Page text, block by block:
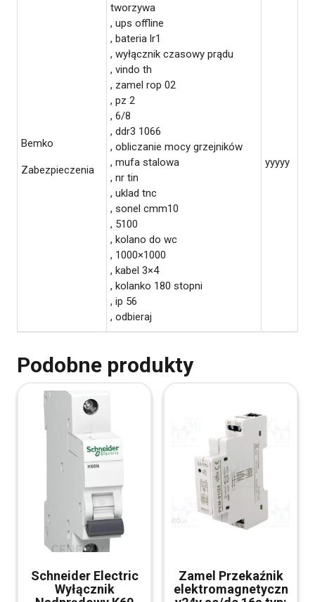
Bemko
Zabezpieczenia
tworzywa
, ups offline
, bateria lr1
, wyłącznik czasowy prądu
, vindo th
, zamel rop 02
, pz 2
, 6/8
, ddr3 1066
, obliczanie mocy grzejników
, mufa stalowa
, nr tin
, uklad tnc
, sonel cmm10
, 5100
, kolano do wc
, 1000×1000
, kabel 3×4
, kolanko 180 stopni
, ip 56
, odbieraj
yyyyy
Podobne produkty
Schneider Electric
Wyłącznik
Zamel Przekaźnik
elektromagnetyczn